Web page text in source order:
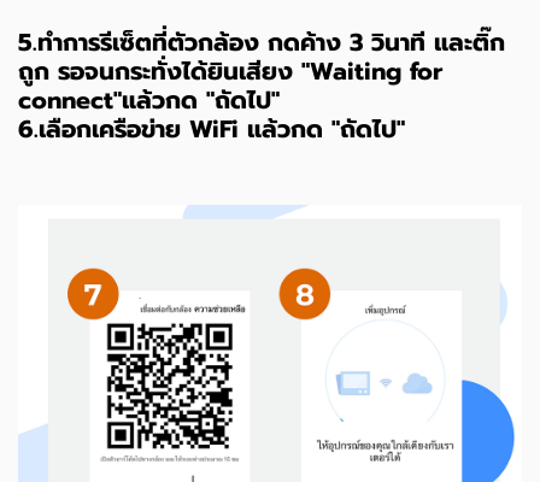
5.ทำการรีเซ็ตที่ตัวกล้อง กดค้าง 3 วินาที และติ๊ก
ถูก รอจนกระทั่งได้ยินเสียง "Waiting for
connect"แล้วกด "ถัดไป"
6.เลือกเครือข่าย WiFi แล้วกด "ถัดไป"